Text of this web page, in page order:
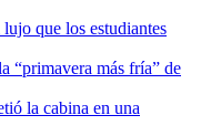
que los estudiantes
“primavera más fría” de
la cabina en una